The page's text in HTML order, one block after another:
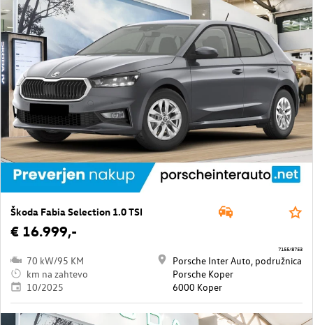
Škoda Fabia Selection 1.0 TSI
€ 16.999,-
70 kW/95 KM
km na zahtevo
10/2025
Porsche Inter Auto, podružnica
Porsche Koper
6000 Koper
7155/8753